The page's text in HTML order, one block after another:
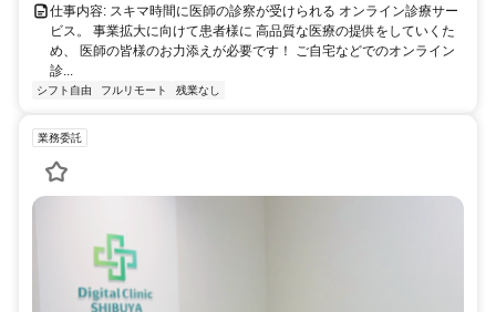
仕事内容: スキマ時間に医師の診察が受けられる オンライン診療サー
ビス。 事業拡大に向けて患者様に 高品質な医療の提供をしていくた
め、 医師の皆様のお力添えが必要です！ ご自宅などでのオンライン
診...
シフト自由 フルリモート 残業なし
業務委託